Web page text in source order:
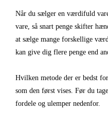
Når du sælger en værdifuld
vare, så snart penge skifter
at sælge mange forskellige
kan give dig flere penge end
Hvilken metode der er bedst
som den først vises. Før du
fordele og ulemper nedenfor.